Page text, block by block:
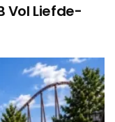
Vol Liefde-